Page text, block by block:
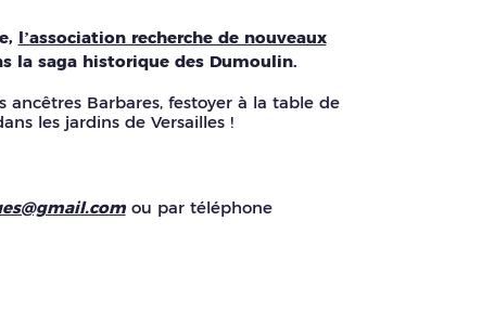
l’association recherche de nouveaux
la saga historique des Dumoulin.
Barbares, festoyer à la table de
les jardins de Versailles !
ou par téléphone